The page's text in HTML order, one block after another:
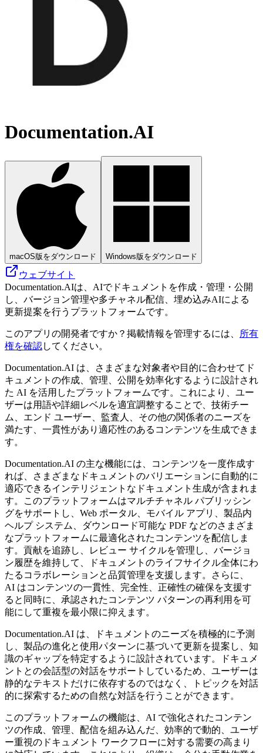
Documentation.AI
macOS版をダウンロード Windows版をダウンロード
ウェブサイト
Documentation.AIは、AIでドキュメントを作成・管理・公開
し、バージョン管理や多チャネル配信、埋め込みAIによる
更新提案を行うプラットフォームです。
このアプリの開発者ですか？掲載情報を管理するには、
所有
権を確認してください。
Documentation.AI は、さまざまな対象者や目的に合わせてド
キュメントの作成、管理、公開を効率化するように設計され
た AI を活用したプラットフォームです。これにより、ユー
ザーは用語や詳細レベルを適宜調整することで、技術チー
ム、エンド ユーザー、監査人、その他の関係者のニーズを
満たす、一貫性があり適応性のあるコンテンツを生成できま
す。
Documentation.AI の主な機能には、コンテンツを一度作成す
れば、さまざまなドキュメントのバリエーションに自動的に
適応できるインテリジェントなドキュメント生成が含まれま
す。このプラットフォームはマルチチャネル パブリッシン
グをサポートし、Web ポータル、モバイル アプリ、製品内
ヘルプ システム、ダウンロード可能な PDF などのさまざま
なプラットフォームに最適化されたコンテンツを配信しま
す。貢献を追跡し、レビュー サイクルを管理し、バージョ
ン履歴を維持して、ドキュメントのライフサイクル全体にわ
たるコラボレーションと品質管理を支援します。さらに、
AI はコンテンツの一貫性、完全性、正確性の確保を支援す
ると同時に、承認されたコンテンツ パターンの再利用を可
能にして重複を最小限に抑えます。
Documentation.AI は、ドキュメントのニーズを積極的に予測
し、製品の進化と使用パターンに基づいて更新を提案し、知
識のギャップを特定するように設計されています。ドキュメ
ントとの会話型の対話をサポートしているため、ユーザーは
静的なテキストだけに依存するのではなく、トピックを対話
的に探索するための自然な対話を行うことができます。
このプラットフォームの機能は、AI で強化されたコンテン
ツの作成、管理、配信を組み込んだ、効率的で動的、ユーザ
ー重視のドキュメント ワークフローに対する需要の高まり